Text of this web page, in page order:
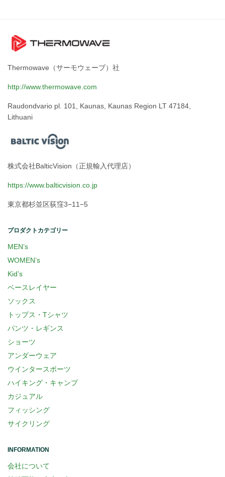
Thermowave（サーモウェーブ）社
http://www.thermowave.com
Raudondvario pl. 101, Kaunas, Kaunas Region LT 47184,
Lithuani
株式会社BalticVision（正規輸入代理店）
https://www.balticvision.co.jp
東京都杉並区荻窪3−11−5
プロダクトカテゴリー
MEN’s
WOMEN’s
Kid’s
ベースレイヤー
ソックス
トップス・Tシャツ
パンツ・レギンス
ショーツ
アンダーウェア
ウインタースポーツ
ハイキング・キャンプ
カジュアル
フィッシング
サイクリング
INFORMATION
会社について